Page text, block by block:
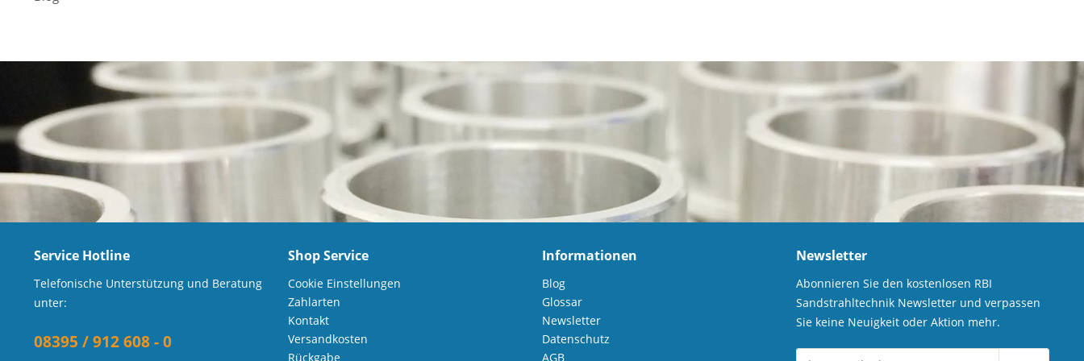
Service Hotline
Telefonische Unterstützung und Beratung
unter:
08395 / 912 608 - 0
Shop Service
Cookie Einstellungen
Zahlarten
Kontakt
Versandkosten
Rückgabe
Informationen
Blog
Glossar
Newsletter
Datenschutz
AGB
Newsletter
Abonnieren Sie den kostenlosen RBI
Sandstrahltechnik Newsletter und verpassen
Sie keine Neuigkeit oder Aktion mehr.